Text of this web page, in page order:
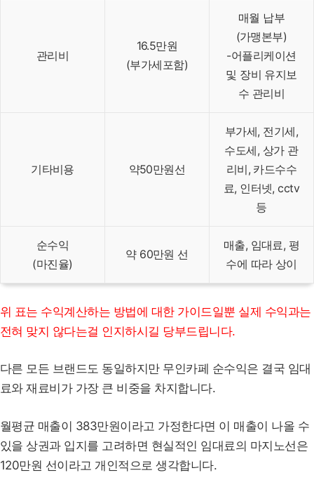
관리비
16.5만원
(부가세포함)
매월 납부
(가맹본부)
-어플리케이션
및 장비 유지보
수 관리비
기타비용 약50만원선
부가세, 전기세,
수도세, 상가 관
리비, 카드수수
료, 인터넷, cctv
등
순수익
(마진율)
약 60만원 선
매출, 임대료, 평
수에 따라 상이
위 표는 수익계산하는 방법에 대한 가이드일뿐 실제 수익과는
전혀 맞지 않다는걸 인지하시길 당부드립니다.
다른 모든 브랜드도 동일하지만 무인카페 순수익은 결국 임대
료와 재료비가 가장 큰 비중을 차지합니다.
월평균 매출이 383만원이라고 가정한다면 이 매출이 나올 수
있을 상권과 입지를 고려하면 현실적인 임대료의 마지노선은
120만원 선이라고 개인적으로 생각합니다.